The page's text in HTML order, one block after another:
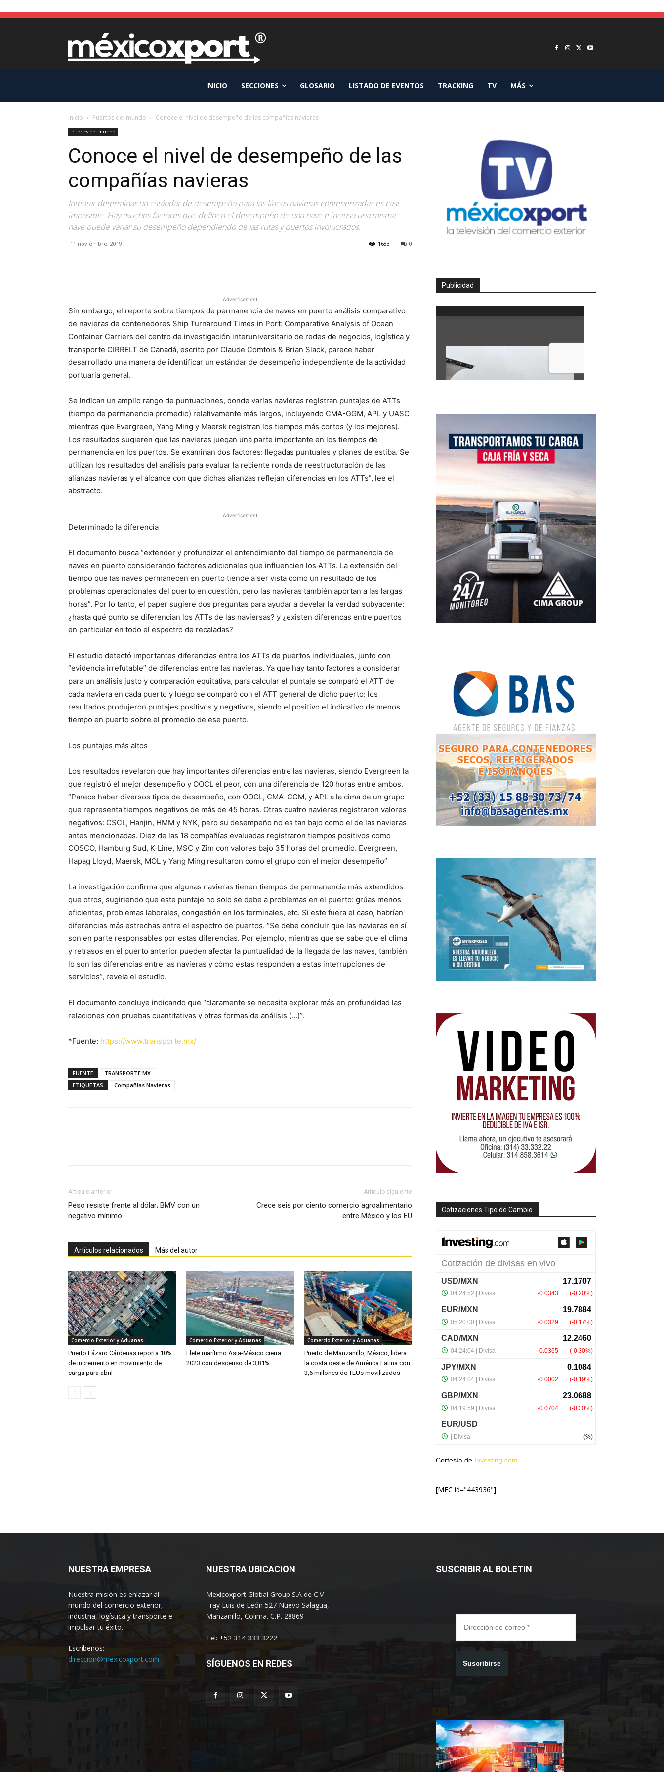
INICIO SECCIONES GLOSARIO LISTADO DE EVENTOS TRACKING TV MÁS
Inicio Puertos del mundo Conoce el nivel de desempeño de las compañías navieras
Puertos del mundo
Conoce el nivel de desempeño de las
compañías navieras
Intentar determinar un estándar de desempeño para las líneas navieras contenerizadas es casi
imposible. Hay muchos factores que definen el desempeño de una nave e incluso una misma
nave puede variar su desempeño dependiendo de las rutas y puertos involucrados.
11 noviembre, 2019 0
1683
Advertisement
Sin embargo, el reporte sobre tiempos de permanencia de naves en puerto análisis comparativo
de navieras de contenedores Ship Turnaround Times in Port: Comparative Analysis of Ocean
Container Carriers del centro de investigación interuniversitario de redes de negocios, logística y
transporte CIRRELT de Canadá, escrito por Claude Comtois & Brian Slack, parece haber
desarrollado una manera de identificar un estándar de desempeño independiente de la actividad
portuaria general.
Se indican un amplio rango de puntuaciones, donde varias navieras registran puntajes de ATTs
(tiempo de permanencia promedio) relativamente más largos, incluyendo CMA-GGM, APL y UASC
mientras que Evergreen, Yang Ming y Maersk registran los tiempos más cortos (y los mejores).
Los resultados sugieren que las navieras juegan una parte importante en los tiempos de
permanencia en los puertos. Se examinan dos factores: llegadas puntuales y planes de estiba. Se
utilizan los resultados del análisis para evaluar la reciente ronda de reestructuración de las
alianzas navieras y el alcance con que dichas alianzas reflejan diferencias en los ATTs”, lee el
abstracto.
Advertisement
Determinado la diferencia
El documento busca “extender y profundizar el entendimiento del tiempo de permanencia de
naves en puerto considerando factores adicionales que influencien los ATTs. La extensión del
tiempo que las naves permanecen en puerto tiende a ser vista como un resultado de los
problemas operacionales del puerto en cuestión, pero las navieras también aportan a las largas
horas”. Por lo tanto, el paper sugiere dos preguntas para ayudar a develar la verdad subyacente:
¿hasta qué punto se diferencian los ATTs de las naviersas? y ¿existen diferencas entre puertos
en particular en todo el espectro de recaladas?
El estudio detectó importantes diferencias entre los ATTs de puertos individuales, junto con
“evidencia irrefutable” de diferencias entre las navieras. Ya que hay tanto factores a considerar
para un análisis justo y comparación equitativa, para calcular el puntaje se comparó el ATT de
cada naviera en cada puerto y luego se comparó con el ATT general de dicho puerto: los
resultados produjeron puntajes positivos y negativos, siendo el positivo el indicativo de menos
tiempo en puerto sobre el promedio de ese puerto.
Los puntajes más altos
Los resultados revelaron que hay importantes diferencias entre las navieras, siendo Evergreen la
que registró el mejor desempeño y OOCL el peor, con una diferencia de 120 horas entre ambos.
“Parece haber diversos tipos de desempeño, con OOCL, CMA-CGM, y APL a la cima de un grupo
que representa tiempos negativos de más de 45 horas. Otras cuatro navieras registraron valores
negativos: CSCL, Hanjin, HMM y NYK, pero su desempeño no es tan bajo como el de las navieras
antes mencionadas. Diez de las 18 compañías evaluadas registraron tiempos positivos como
COSCO, Hamburg Sud, K-Line, MSC y Zim con valores bajo 35 horas del promedio. Evergreen,
Hapag Lloyd, Maersk, MOL y Yang Ming resultaron como el grupo con el mejor desempeño”
La investigación confirma que algunas navieras tienen tiempos de permanencia más extendidos
que otros, sugiriendo que este puntaje no solo se debe a problemas en el puerto: grúas menos
eficientes, problemas laborales, congestión en los terminales, etc. Si este fuera el caso, habrían
diferencias más estrechas entre el espectro de puertos. “Se debe concluir que las navieras en sí
son en parte responsables por estas diferencias. Por ejemplo, mientras que se sabe que el clima
y retrasos en el puerto anterior pueden afectar la puntualidad de la llegada de las naves, también
lo son las diferencias entre las navieras y cómo estas responden a estas interrupciones de
servicios”, revela el estudio.
El documento concluye indicando que “claramente se necesita explorar más en profundidad las
relaciones con pruebas cuantitativas y otras formas de análisis (…)”.
*Fuente: https://www.transporte.mx/
FUENTE
TRANSPORTE MX
ETIQUETAS
Compañias Navieras
Artículo anterior
Peso resiste frente al dólar; BMV con un
negativo mínimo
Artículo siguiente
Crece seis por ciento comercio agroalimentario
entre México y los EU
Artículos relacionados Más del autor
Comercio Exterior y Aduanas
Puerto Lázaro Cárdenas reporta 10%
de incremento en movimiento de
carga para abril
Comercio Exterior y Aduanas
Flete marítimo Asia-México cierra
2023 con descenso de 3,81%
Comercio Exterior y Aduanas
Puerto de Manzanillo, México, lidera
la costa oeste de América Latina con
3,6 millones de TEUs movilizados
Publicidad
Cotizaciones Tipo de Cambio
Cortesía de Investing.com
[MEC id="443936"]
NUESTRA EMPRESA
Nuestra misión es enlazar al
mundo del comercio exterior,
industria, logística y transporte e
impulsar tu éxito.
Escríbenos:
direccion@mexicoxport.com
NUESTRA UBICACION
Mexicoxport Global Group S.A de C.V
Fray Luis de León 527 Nuevo Salagua,
Manzanillo, Colima. C.P. 28869
Tel: +52 314 333 3222
SÍGUENOS EN REDES
SUSCRIBIR AL BOLETIN
Suscribirse